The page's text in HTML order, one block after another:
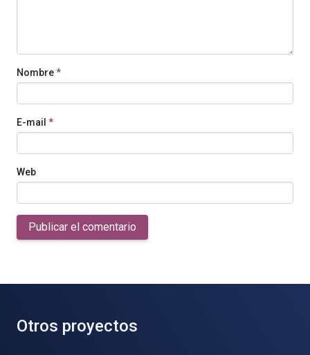
Nombre*
E-mail *
Web
Publicar el comentario
Otros proyectos